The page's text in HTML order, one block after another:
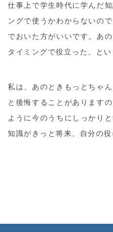
仕事上で学生時代に学んだ
ングで使うかわからないの
でおいた方がいいです。あ
タイミングで役立った、と
私は、あのときもっとちゃ
と後悔することがあります
ように今のうちにしっかり
知識がきっと将来、自分の役